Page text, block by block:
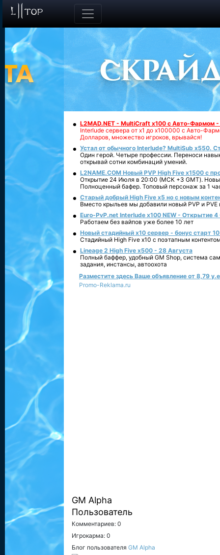
L2MAD.NET - MultiCraft x100 с Авто-Фармом
Interlude сервера от х1 до х100000 с Авто-
Долларов, множество игроков, врывайся!
Устал от обычного Interlude? MultiSub x550.
Один герой. Четыре профессии. Переноси
открывай сотни комбинаций умений.
L2NAME.COM Новый PVP High Five x1500 с
Открытие 24 Июля в 20:00 (МСК +3 GMT).
Полноценный бафер. Топовый персонаж за 1
Старый добрый High Five x5 но с новым
Вместо крыльев мы добавили новый PVP и PVE
Euro-PvP.net Interlude х100 NEW - Открытие 4
Работаем без вайпов уже более 10 лет
Новый стадийный х10 сервер - бонус старт
Стадийный High Five x10 с поэтапным
Lineage 2 High Five x500 - 28 Августа
Полный баффер, удобный GM Shop, система
задания, инстансы, автоохота
Разместите здесь Ваше объявление от 8,79
Promo-Reklama.ru
GM Alpha
Пользователь
Комментариев: 0
Игрокарма: 0
Блог пользователя GM Alpha